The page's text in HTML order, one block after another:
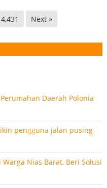
4,431 Next »
Daerah Polonia
pengguna jalan pusing
Nias Barat, Beri Solusi